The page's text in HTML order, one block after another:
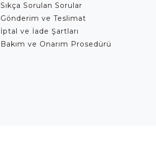
Sıkça Sorulan Sorular
Gönderim ve Teslimat
İptal ve İade Şartları
Bakım ve Onarım Prosedürü